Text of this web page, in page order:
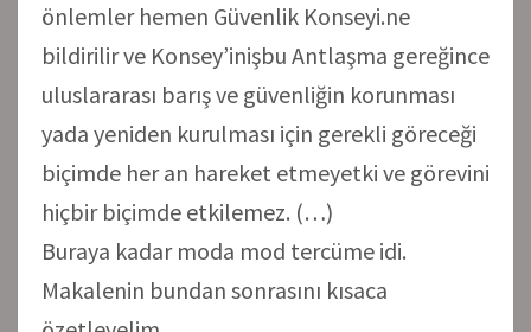
önlemler hemen Güvenlik Konseyi.ne
bildirilir ve Konsey’inişbu Antlaşma gereğince
uluslararası barış ve güvenliğin korunması
yada yeniden kurulması için gerekli göreceği
biçimde her an hareket etmeyetki ve görevini
hiçbir biçimde etkilemez. (…)
Buraya kadar moda mod tercüme idi.
Makalenin bundan sonrasını kısaca